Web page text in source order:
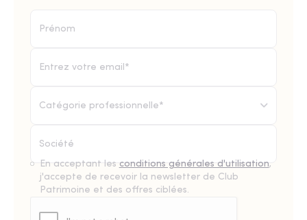
Catégorie professionnelle*
En acceptant les conditions générales d'utilisation,
j'accepte de recevoir la newsletter de Club
Patrimoine et des offres ciblées.